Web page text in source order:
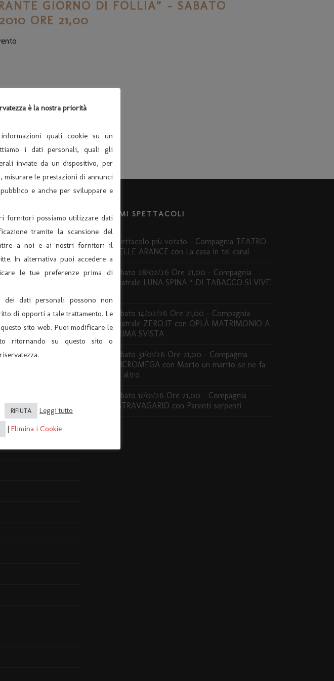
GIORNO DI FOLLIA” – SABATO
ORE 21,00
ULTIMI SPETTACOLI
Spettacolo più votato – Compagnia TEATRO
DELLE ARANCE con La casa in tel canal
Sabato 28/02/26 Ore 21,00 – Compagnia
Teatrale LUNA SPINA “ DI TABACCO SI VIVE!
Sabato 14/02/26 Ore 21,00 – Compagnia
Teatrale ZERO.IT con OPLÀ MATRIMONIO A
PRIMA SVISTA
Sabato 31/01/26 Ore 21,00 – Compagnia
MICROMEGA con Morto un marito se ne fa
un altro
Sabato 17/01/26 Ore 21,00 – Compagnia
ESTRAVAGARIO con Parenti serpenti
è la nostra priorità
quali cookie su un
i dati personali, quali gli
inviate da un dispositivo, per
misurare le prestazioni di annunci
e anche per sviluppare e
fornitori possiamo utilizzare dati
tramite la scansione del
a noi e ai nostri fornitori il
In alternativa puoi accedere a
le tue preferenze prima di
dati personali possono non
di opporti a tale trattamento. Le
sito web. Puoi modificare le
ritornando su questo sito o
RIFIUTA Leggi tutto
| Elimina i Cookie